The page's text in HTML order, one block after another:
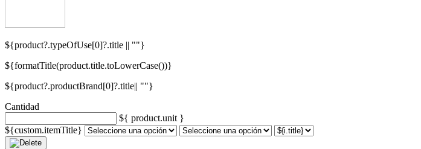
${product?.typeOfUse[0]?.title || ""}
${formatTitle(product.title.toLowerCase())}
${product?.productBrand[0]?.title|| ""}
Cantidad
${ product.unit }
${custom.itemTitle}